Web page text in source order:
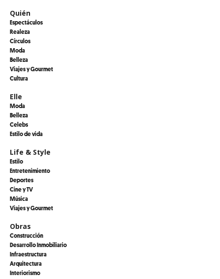
Quién
Espectáculos
Realeza
Círculos
Moda
Belleza
Viajes y Gourmet
Cultura
Elle
Moda
Belleza
Celebs
Estilo de vida
Life & Style
Estilo
Entretenimiento
Deportes
Cine y TV
Música
Viajes y Gourmet
Obras
Construcción
Desarrollo Inmobiliario
Infraestructura
Arquitectura
Interiorismo